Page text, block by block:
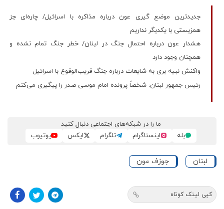
جدیدترین موضع گیری عون درباره مذاکره با اسرائیل/ چاره‌ای جز
همزیستی با یکدیگر نداریم
هشدار عون درباره احتمال جنگ در لبنان/ خطر جنگ تمام نشده و
همچنان وجود دارد
واکنش نبیه بری به شایعات درباره جنگ قریب‌الوقوع با اسرائیل
رئیس جمهور لبنان: شخصاً پرونده امام موسی صدر را پیگیری می‌کنم
ما را در شبکه‌های اجتماعی دنبال کنید
بله
اینستاگرام تلگرام ایکس یوتیوب
لبنان جوزف عون
کپی لینک کوتاه